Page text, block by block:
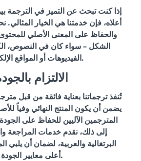
إذا كنت تبحث عن التميز في الترجمة
أعلاه، فإن خدمتنا هي الخيار المثالي.
والحفاظ على المعنى الأصلي
الشكل – سواء كان في النصوص،
الفيديوهات أو المواقع الإلكترونية.
الالتزام
تُنفذ ترجماتنا بعناية فائقة من قبل
يضمن أن يكون المنتج النهائي وفياً
المترجمين الآليين للحفاظ على
إلى ذلك، نقدم خدمات المراجعة
البرتغالية والعربية، لضمان أن
أعلى معايير الجودة.